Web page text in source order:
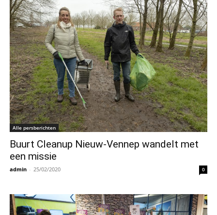
Alle persberichten
Buurt Cleanup Nieuw-Vennep wandelt met
een missie
admin - 25/02/2020 0